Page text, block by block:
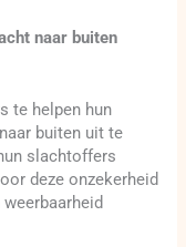
naar buiten
te helpen hun
buiten uit te
slachtoffers
deze onzekerheid